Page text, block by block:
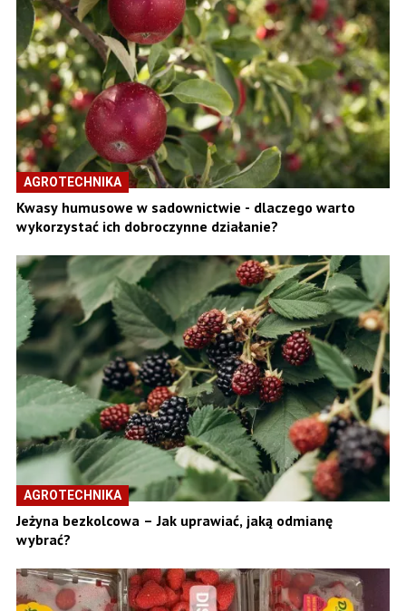
AGROTECHNIKA
Kwasy humusowe w sadownictwie - dlaczego warto
wykorzystać ich dobroczynne działanie?
AGROTECHNIKA
Jeżyna bezkolcowa – Jak uprawiać, jaką odmianę
wybrać?